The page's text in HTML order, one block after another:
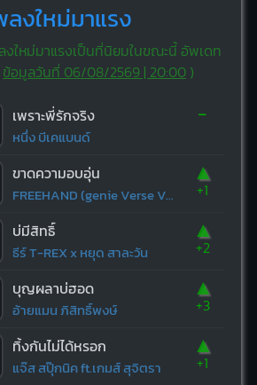
ลงใหม่มาแรง
ใหม่มาแรงเป็นที่นิยมในขณะนี้ อัพเดท
ข้อมูลวันที่ 06/08/2569 | 20:00)
เพราะพี่รักจริง
หนึ่ง บีเคแบนด์
-
ขาดความอบอุ่น
FREEHAND (genie Verse Vol.1)
▲
+1
บ่มีสิทธิ์
ธีร์ T-REX x หยุด สาละวัน
▲
+2
บุญผลาบ่ฮอด
อ้ายแมน ภิสิทธิ์พงษ์
▲
+3
ทิ้งกันไม่ได้หรอก
แจ๊ส สปุ๊กนิค ft.เกมส์ สุจิตรา
▲
+1